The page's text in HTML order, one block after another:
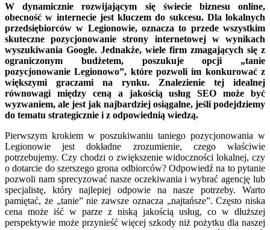
W dynamicznie rozwijającym się świecie biznesu online,
obecność w internecie jest kluczem do sukcesu. Dla lokalnych
przedsiębiorców w Legionowie, oznacza to przede wszystkim
skuteczne pozycjonowanie strony internetowej w wynikach
wyszukiwania Google. Jednakże, wiele firm zmagających się z
ograniczonym budżetem, poszukuje opcji „tanie
pozycjonowanie Legionowo”, które pozwoli im konkurować z
większymi graczami na rynku. Znalezienie tej idealnej
równowagi między ceną a jakością usług SEO może być
wyzwaniem, ale jest jak najbardziej osiągalne, jeśli podejdziemy
do tematu strategicznie i z odpowiednią wiedzą.
Pierwszym krokiem w poszukiwaniu taniego pozycjonowania w
Legionowie jest dokładne zrozumienie, czego właściwie
potrzebujemy. Czy chodzi o zwiększenie widoczności lokalnej, czy
o dotarcie do szerszego grona odbiorców? Odpowiedź na to pytanie
pozwoli nam sprecyzować nasze oczekiwania i wybrać agencję lub
specjalistę, który najlepiej odpowie na nasze potrzeby. Warto
pamiętać, że „tanie” nie zawsze oznacza „najtańsze”. Często niska
cena może iść w parze z niską jakością usług, co w dłuższej
perspektywie może przynieść więcej szkody niż pożytku dla naszej